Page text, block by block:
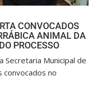
CONVOCADOS
ANIMAL DA
PROCESSO
Secretaria Municipal de
convocados no